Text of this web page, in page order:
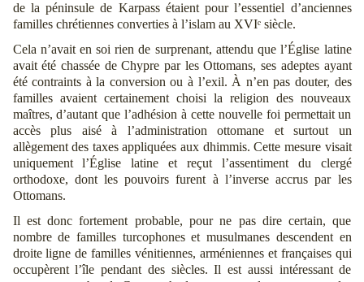
de la péninsule de Karpass étaient pour l’essentiel d’anciennes
familles chrétiennes converties à l’islam au XVIᵉ siècle.
Cela n’avait en soi rien de surprenant, attendu que l’Église latine
avait été chassée de Chypre par les Ottomans, ses adeptes ayant
été contraints à la conversion ou à l’exil. À n’en pas douter, des
familles avaient certainement choisi la religion des nouveaux
maîtres, d’autant que l’adhésion à cette nouvelle foi permettait un
accès plus aisé à l’administration ottomane et surtout un
allègement des taxes appliquées aux dhimmis. Cette mesure visait
uniquement l’Église latine et reçut l’assentiment du clergé
orthodoxe, dont les pouvoirs furent à l’inverse accrus par les
Ottomans.
Il est donc fortement probable, pour ne pas dire certain, que
nombre de familles turcophones et musulmanes descendent en
droite ligne de familles vénitiennes, arméniennes et françaises qui
occupèrent l’île pendant des siècles. Il est aussi intéressant de